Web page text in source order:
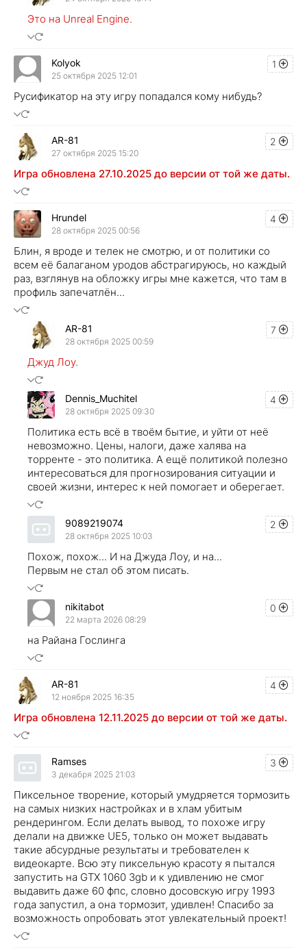
Это на Unreal Engine.
1
Kolyok
25 октября 2025 12:01
Русификатор на эту игру попадался кому нибудь?
2
AR-81
27 октября 2025 15:20
Игра обновлена 27.10.2025 до версии от той же даты.
4
Hrundel
28 октября 2025 00:56
Блин, я вроде и телек не смотрю, и от политики со
всем её балаганом уродов абстрагируюсь, но каждый
раз, взглянув на обложку игры мне кажется, что там в
профиль запечатлён...
7
AR-81
28 октября 2025 00:59
Джуд Лоу.
4
Dennis_Muchitel
28 октября 2025 09:30
Политика есть всё в твоём бытие, и уйти от неё
невозможно. Цены, налоги, даже халява на
торренте - это политика. А ещё политикой полезно
интересоваться для прогнозирования ситуации и
своей жизни, интерес к ней помогает и оберегает.
2
9089219074
28 октября 2025 10:03
Похож, похож... И на Джуда Лоу, и на...
Первым не стал об этом писать.
0
nikitabot
22 марта 2026 08:29
на Райана Гослинга
4
AR-81
12 ноября 2025 16:35
Игра обновлена 12.11.2025 до версии от той же даты.
3
Ramses
3 декабря 2025 21:03
Пиксельное творение, который умудряется тормозить
на самых низких настройках и в хлам убитым
рендерингом. Если делать вывод, то похоже игру
делали на движке UE5, только он может выдавать
такие абсурдные результаты и требователен к
видеокарте. Всю эту пиксельную красоту я пытался
запустить на GTX 1060 3gb и к удивлению не смог
выдавить даже 60 фпс, словно досовскую игру 1993
года запустил, а она тормозит, удивлен! Спасибо за
возможность опробовать этот увлекательный проект!